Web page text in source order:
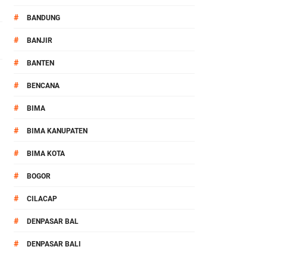
# BANDUNG
# BANJIR
# BANTEN
# BENCANA
# BIMA
# BIMA KANUPATEN
# BIMA KOTA
# BOGOR
# CILACAP
# DENPASAR BAL
# DENPASAR BALI